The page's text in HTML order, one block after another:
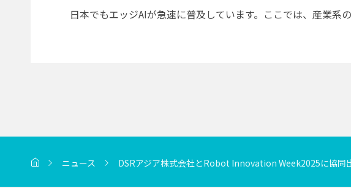
日本でもエッジAIが急速に普及しています。ここでは、産業系
ニュース DSRアジア株式会社とRobot Innovation Week2025に協同